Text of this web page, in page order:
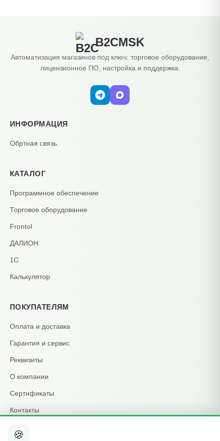
B2CMSK
Автоматизация магазинов под ключ: торговое оборудование,
лицензионное ПО, настройка и поддержка.
ИНФОРМАЦИЯ
Обртная связь
КАТАЛОГ
Программное обеспечение
Торговое оборудование
Frontol
ДАЛИОН
1С
Калькулятор
ПОКУПАТЕЛЯМ
Оплата и доставка
Гарантия и сервис
Реквизиты
О компании
Сертификаты
Контакты
🍪